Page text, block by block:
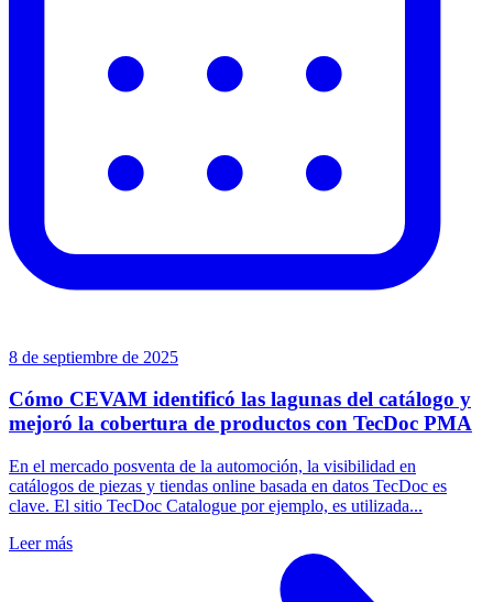
8 de septiembre de 2025
Cómo CEVAM identificó las lagunas del catálogo y
mejoró la cobertura de productos con TecDoc PMA
En el mercado posventa de la automoción, la visibilidad en
catálogos de piezas y tiendas online basada en datos TecDoc es
clave. El sitio TecDoc Catalogue por ejemplo, es utilizada...
Leer más